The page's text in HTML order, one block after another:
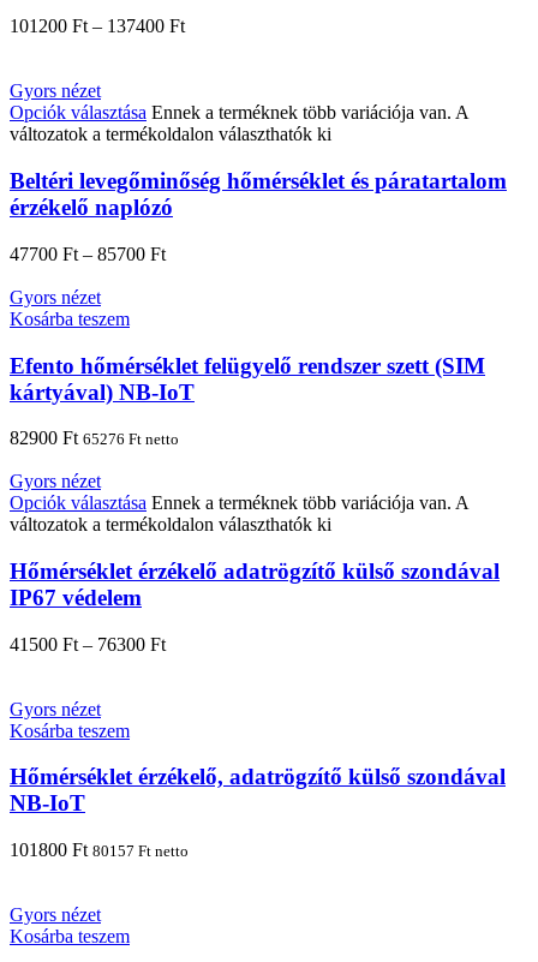
101200 Ft– 137400 Ft
Gyors nézet
Opciók választása Ennek a terméknek több variációja van. A
változatok a termékoldalon választhatók ki
Beltéri levegőminőség hőmérséklet és páratartalom
érzékelő naplózó
47700 Ft – 85700 Ft
Gyors nézet
Kosárba teszem
Efento hőmérséklet felügyelő rendszer szett (SIM
kártyával) NB-IoT
82900 Ft 65276 Ft netto
Gyors nézet
Opciók választása Ennek a terméknek több variációja van. A
változatok a termékoldalon választhatók ki
Hőmérséklet érzékelő adatrögzítő külső szondával
IP67 védelem
41500 Ft – 76300 Ft
Gyors nézet
Kosárba teszem
Hőmérséklet érzékelő, adatrögzítő külső szondával
NB-IoT
101800 Ft 80157 Ft netto
Gyors nézet
Kosárba teszem